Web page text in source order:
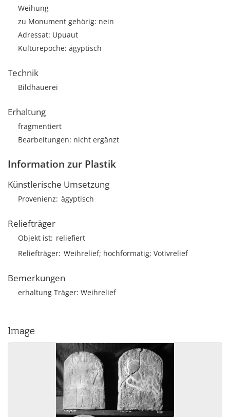
Weihung
zu Monument gehörig: nein
Adressat: Upuaut
Kulturepoche: ägyptisch
Technik
Bildhauerei
Erhaltung
fragmentiert
Bearbeitungen: nicht ergänzt
Information zur Plastik
Künstlerische Umsetzung
Provenienz ägyptisch
Reliefträger
Objekt ist reliefiert
Reliefträger Weihrelief; hochformatig; Votivrelief
Bemerkungen
erhaltung Träger: Weihrelief
Image